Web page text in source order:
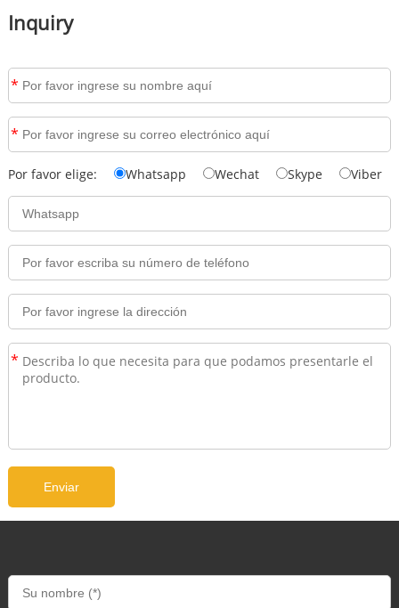
Inquiry
*
*
Por favor elige: Whatsapp Wechat Skype Viber
*